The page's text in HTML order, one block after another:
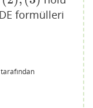
formülleri
tarafından